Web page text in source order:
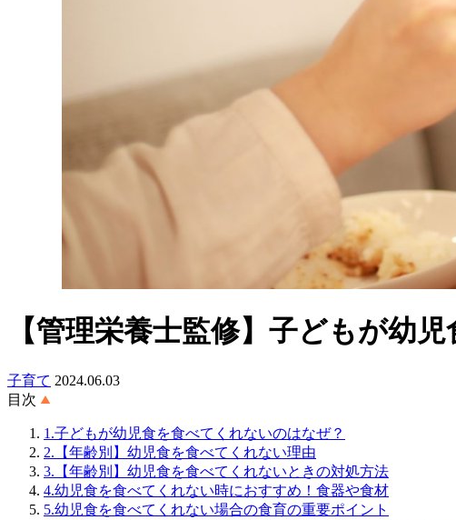
【管理栄養士監修】子どもが幼
子育て 2024.06.03
目次
1.子どもが幼児食を食べてくれないのはなぜ？
2.【年齢別】幼児食を食べてくれない理由
3.【年齢別】幼児食を食べてくれないときの対処方法
4.幼児食を食べてくれない時におすすめ！食器や食材
5.幼児食を食べてくれない場合の食育の重要ポイント